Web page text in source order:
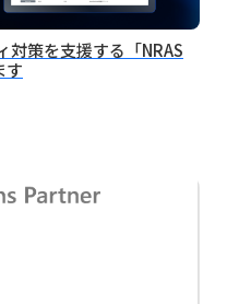
対策を支援する「NRAS
す